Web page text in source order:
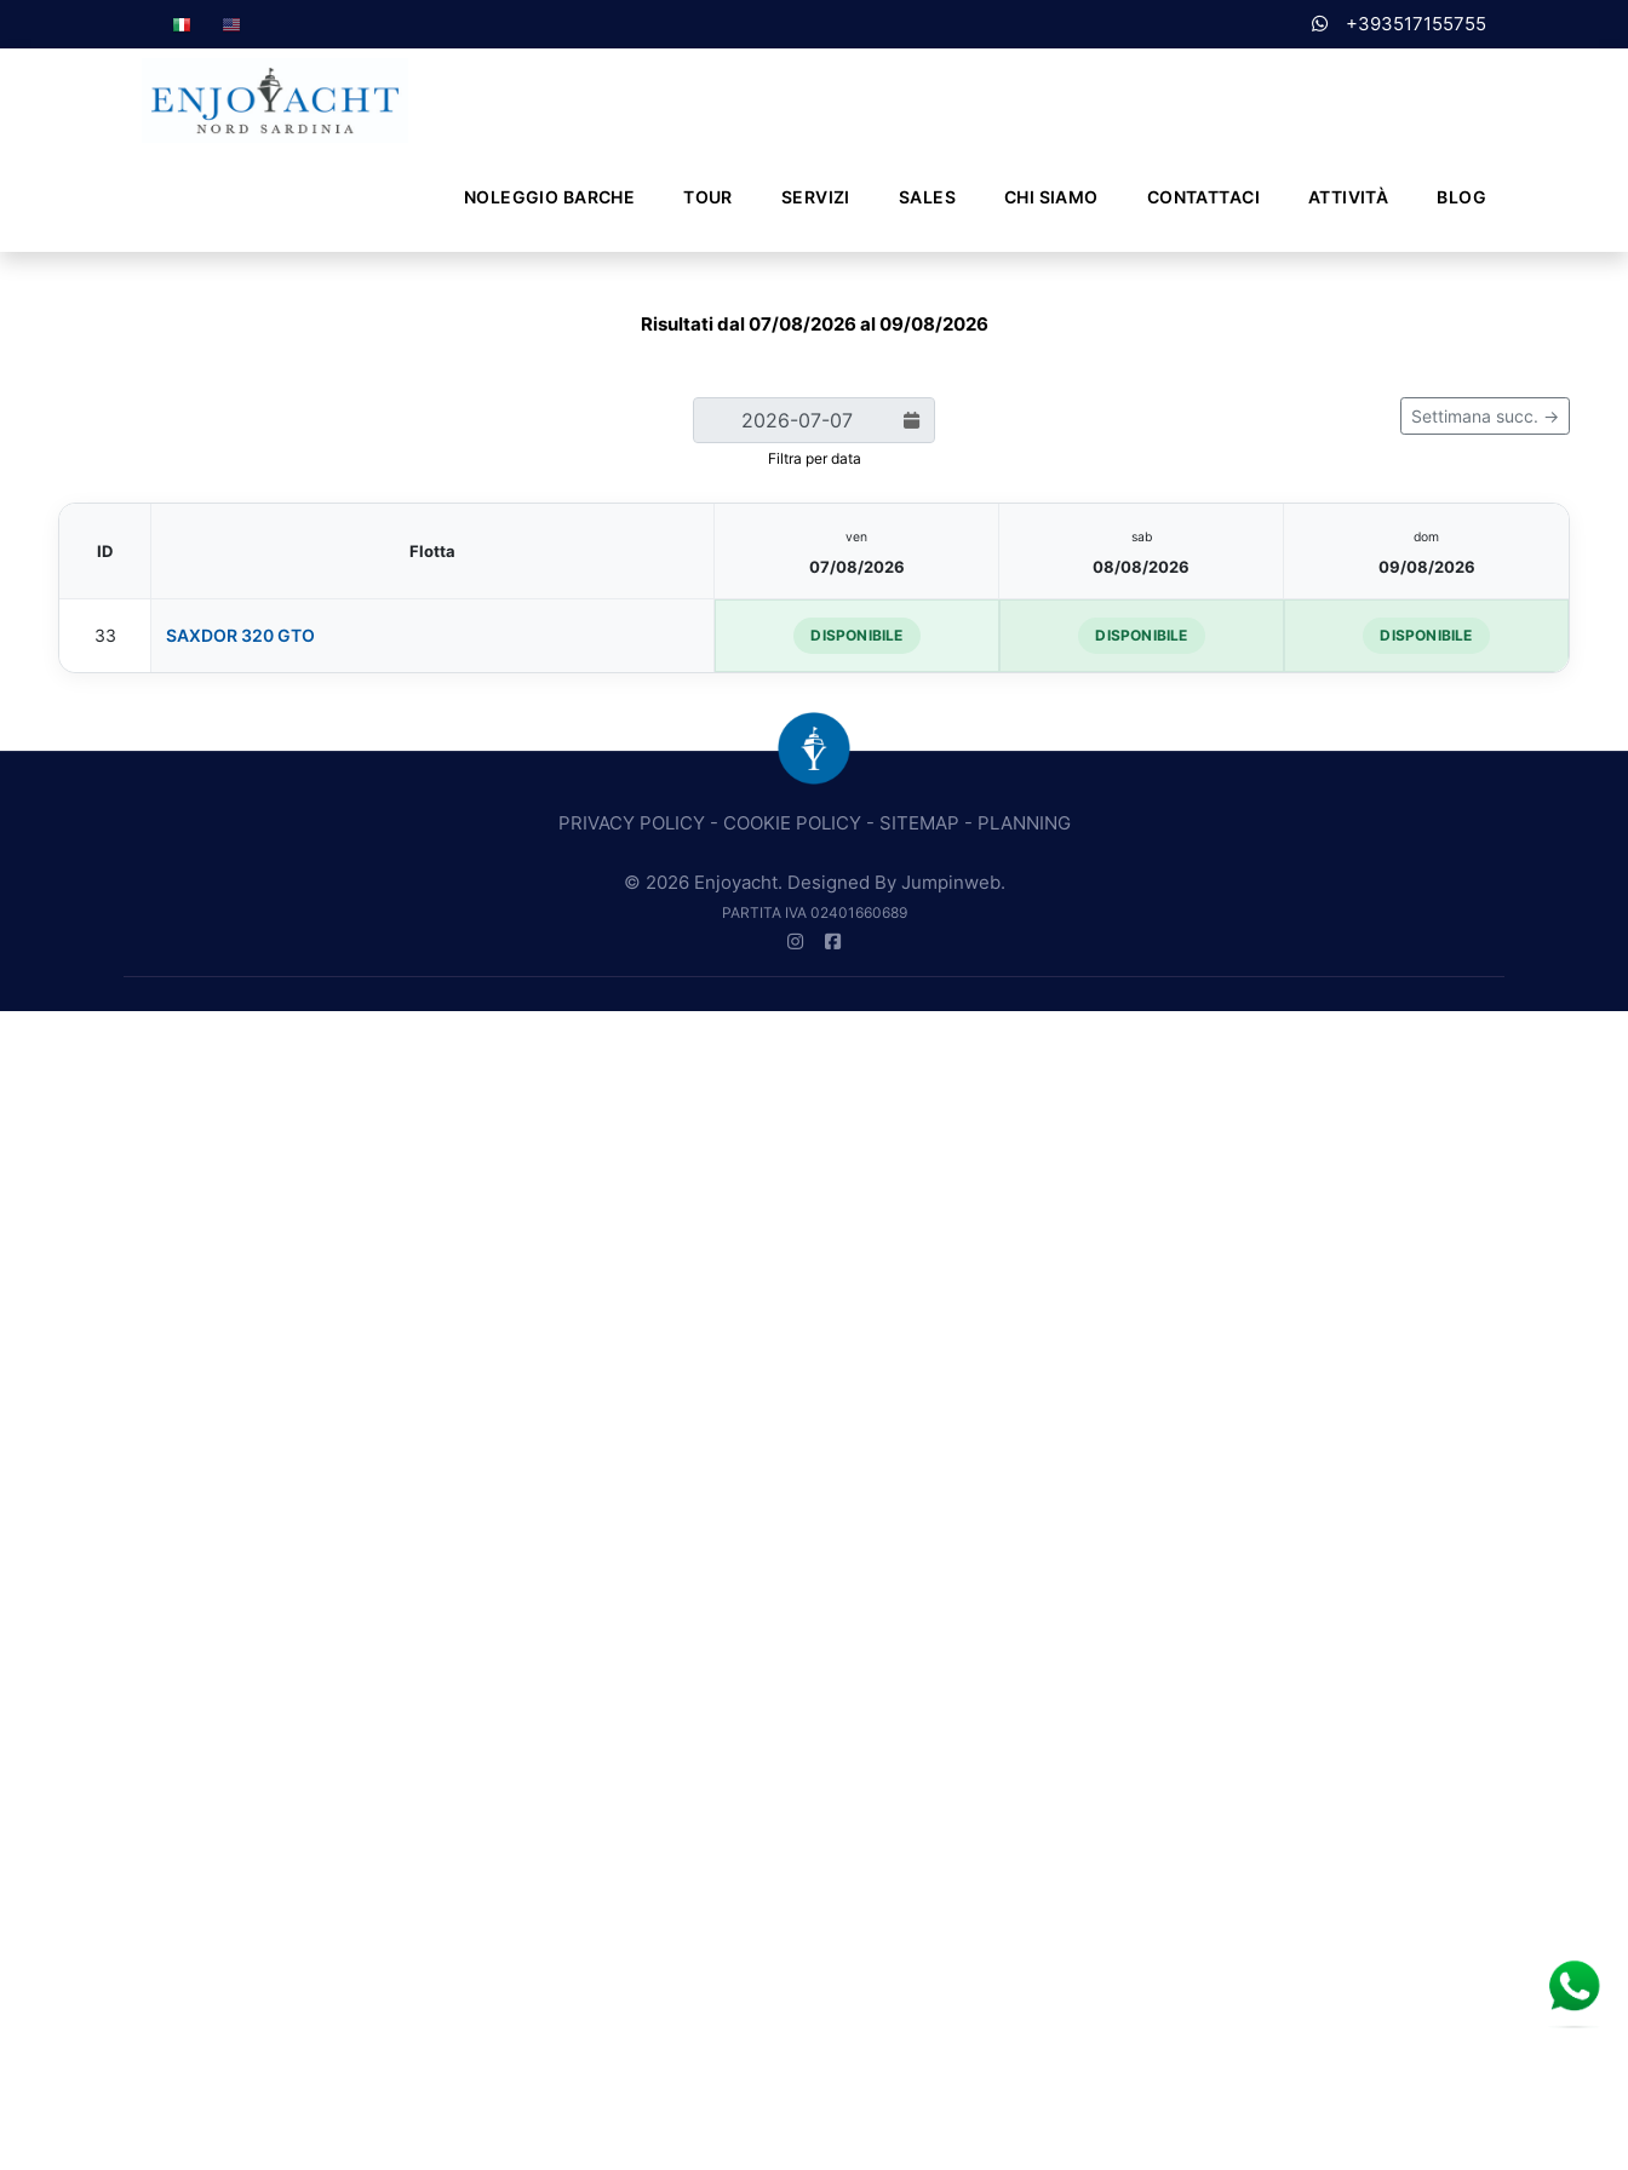
+393517155755
NOLEGGIO BARCHE TOUR SERVIZI SALES CHI SIAMO CONTATTACI ATTIVITÀ BLOG
Risultati dal 07/08/2026 al 09/08/2026
Filtra per data
Settimana succ. →
ID Flotta
ven
07/08/2026
sab
08/08/2026
dom
09/08/2026
33 SAXDOR 320 GTO DISPONIBILE DISPONIBILE DISPONIBILE
PRIVACY POLICY- COOKIE POLICY- SITEMAP - PLANNING
© 2026 Enjoyacht. Designed By Jumpinweb.
PARTITA IVA 02401660689